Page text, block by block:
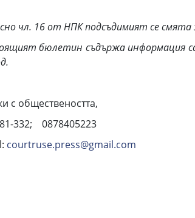
чл. 16 от НПК подсъдимият се
бюлетин съдържа информация
с
332; 0878405223
courtruse.press@gmail.com